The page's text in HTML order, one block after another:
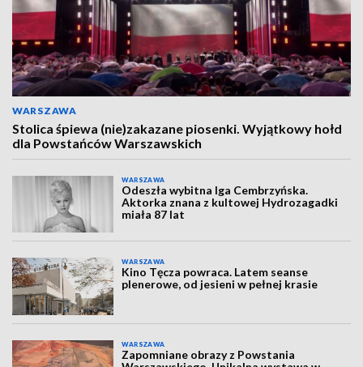
WARSZAWA
Stolica śpiewa (nie)zakazane piosenki. Wyjątkowy hołd
dla Powstańców Warszawskich
WARSZAWA
Odeszła wybitna Iga Cembrzyńska.
Aktorka znana z kultowej Hydrozagadki
miała 87 lat
WARSZAWA
Kino Tęcza powraca. Latem seanse
plenerowe, od jesieni w pełnej krasie
WARSZAWA
Zapomniane obrazy z Powstania